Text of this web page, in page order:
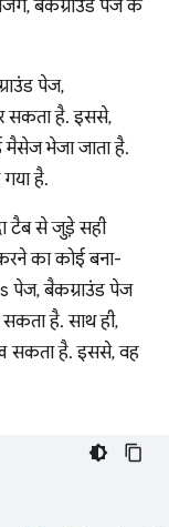
बैकग्राउंड पेज के
पेज,
सकता है. इससे,
मैसेज भेजा जाता है.
है.
टैब से जुड़े सही
का कोई बना-
पेज, बैकग्राउंड पेज
है. साथ ही,
सकता है. इससे, वह